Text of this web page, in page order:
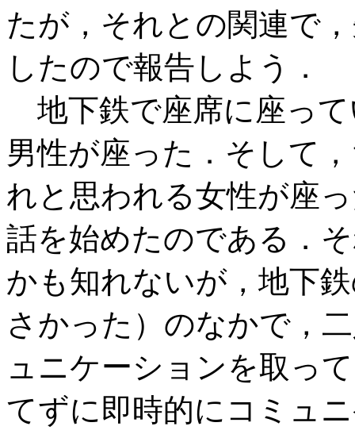
たが，それとの関連で
したので報告しよう．
地下鉄で座席に座っ
男性が座った．そして
れと思われる女性が座
話を始めたのである．
かも知れないが，地下
さかった）のなかで，
ュニケーションを取っ
てずに即時的にコミュ